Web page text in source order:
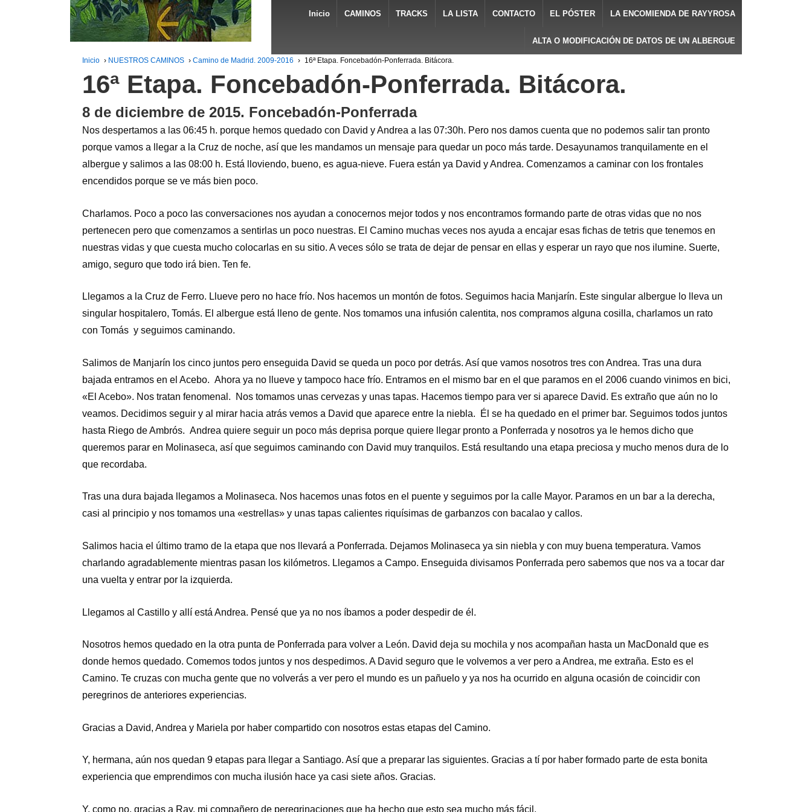
Inicio CAMINOS TRACKS LA LISTA CONTACTO EL PÓSTER LA ENCOMIENDA DE RAYYROSA
ALTA O MODIFICACIÓN DE DATOS DE UN ALBERGUE
Inicio › NUESTROS CAMINOS › Camino de Madrid. 2009-2016 › 16ª Etapa. Foncebadón-Ponferrada. Bitácora.
16ª Etapa. Foncebadón-Ponferrada. Bitácora.
8 de diciembre de 2015. Foncebadón-Ponferrada
Nos despertamos a las 06:45 h. porque hemos quedado con David y Andrea a las 07:30h. Pero nos damos cuenta que no podemos salir tan pronto
porque vamos a llegar a la Cruz de noche, así que les mandamos un mensaje para quedar un poco más tarde. Desayunamos tranquilamente en el
albergue y salimos a las 08:00 h. Está lloviendo, bueno, es agua-nieve. Fuera están ya David y Andrea. Comenzamos a caminar con los frontales
encendidos porque se ve más bien poco.
Charlamos. Poco a poco las conversaciones nos ayudan a conocernos mejor todos y nos encontramos formando parte de otras vidas que no nos
pertenecen pero que comenzamos a sentirlas un poco nuestras. El Camino muchas veces nos ayuda a encajar esas fichas de tetris que tenemos en
nuestras vidas y que cuesta mucho colocarlas en su sitio. A veces sólo se trata de dejar de pensar en ellas y esperar un rayo que nos ilumine. Suerte,
amigo, seguro que todo irá bien. Ten fe.
Llegamos a la Cruz de Ferro. Llueve pero no hace frío. Nos hacemos un montón de fotos. Seguimos hacia Manjarín. Este singular albergue lo lleva un
singular hospitalero, Tomás. El albergue está lleno de gente. Nos tomamos una infusión calentita, nos compramos alguna cosilla, charlamos un rato
con Tomás y seguimos caminando.
Salimos de Manjarín los cinco juntos pero enseguida David se queda un poco por detrás. Así que vamos nosotros tres con Andrea. Tras una dura
bajada entramos en el Acebo. Ahora ya no llueve y tampoco hace frío. Entramos en el mismo bar en el que paramos en el 2006 cuando vinimos en bici,
«El Acebo». Nos tratan fenomenal. Nos tomamos unas cervezas y unas tapas. Hacemos tiempo para ver si aparece David. Es extraño que aún no lo
veamos. Decidimos seguir y al mirar hacia atrás vemos a David que aparece entre la niebla. Él se ha quedado en el primer bar. Seguimos todos juntos
hasta Riego de Ambrós. Andrea quiere seguir un poco más deprisa porque quiere llegar pronto a Ponferrada y nosotros ya le hemos dicho que
queremos parar en Molinaseca, así que seguimos caminando con David muy tranquilos. Está resultando una etapa preciosa y mucho menos dura de lo
que recordaba.
Tras una dura bajada llegamos a Molinaseca. Nos hacemos unas fotos en el puente y seguimos por la calle Mayor. Paramos en un bar a la derecha,
casi al principio y nos tomamos una «estrellas» y unas tapas calientes riquísimas de garbanzos con bacalao y callos.
Salimos hacia el último tramo de la etapa que nos llevará a Ponferrada. Dejamos Molinaseca ya sin niebla y con muy buena temperatura. Vamos
charlando agradablemente mientras pasan los kilómetros. Llegamos a Campo. Enseguida divisamos Ponferrada pero sabemos que nos va a tocar dar
una vuelta y entrar por la izquierda.
Llegamos al Castillo y allí está Andrea. Pensé que ya no nos íbamos a poder despedir de él.
Nosotros hemos quedado en la otra punta de Ponferrada para volver a León. David deja su mochila y nos acompañan hasta un MacDonald que es
donde hemos quedado. Comemos todos juntos y nos despedimos. A David seguro que le volvemos a ver pero a Andrea, me extraña. Esto es el
Camino. Te cruzas con mucha gente que no volverás a ver pero el mundo es un pañuelo y ya nos ha ocurrido en alguna ocasión de coincidir con
peregrinos de anteriores experiencias.
Gracias a David, Andrea y Mariela por haber compartido con nosotros estas etapas del Camino.
Y, hermana, aún nos quedan 9 etapas para llegar a Santiago. Así que a preparar las siguientes. Gracias a tí por haber formado parte de esta bonita
experiencia que emprendimos con mucha ilusión hace ya casi siete años. Gracias.
Y, como no, gracias a Ray, mi compañero de peregrinaciones que ha hecho que esto sea mucho más fácil.